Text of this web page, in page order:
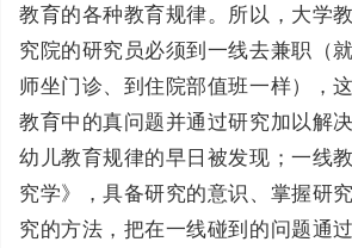
教育的各种教育规律。所以，大学
究院的研究员必须到一线去兼职（
师坐门诊、到住院部值班一样），
教育中的真问题并通过研究加以解
幼儿教育规律的早日被发现；一线
究学》，具备研究的意识、掌握研
究的方法，把在一线碰到的问题通